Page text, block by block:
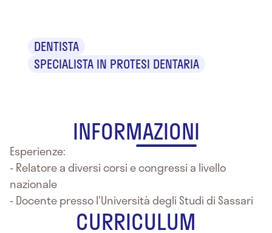
DENTISTA
SPECIALISTA IN PROTESI DENTARIA
INFORMAZIONI
Esperienze:
- Relatore a diversi corsi e congressi a livello
nazionale
- Docente presso l'Università degli Studi di Sassari
CURRICULUM